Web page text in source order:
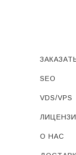
SEO
VDS/VPS
О НАС